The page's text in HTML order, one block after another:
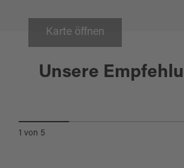
Karte öffnen
Unsere
Bad Neualbenreuth
1 von 5